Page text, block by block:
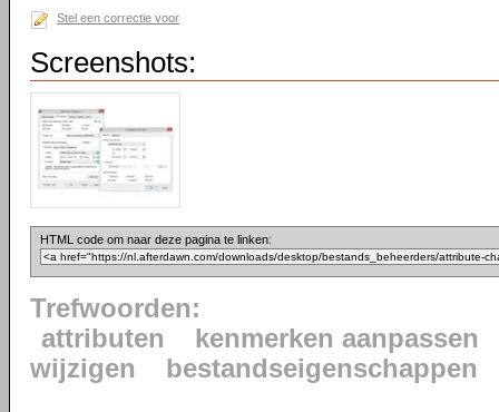
Stel een correctie voor
Screenshots:
HTML code om naar deze pagina te linken:
Trefwoorden:
attributen
kenmerken aanpassen
wijzigen
bestandseigenschappen